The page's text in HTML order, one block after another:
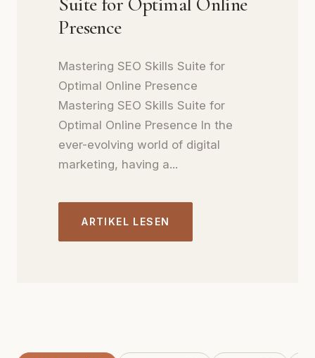
Presence
Mastering SEO Skills Suite for
Optimal Online Presence
Mastering SEO Skills Suite for
Optimal Online Presence In the
ever-evolving world of digital
marketing, having a...
ARTIKEL LESEN